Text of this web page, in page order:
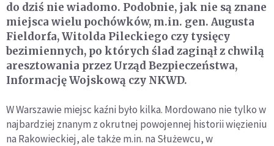
do dziś nie wiadomo. Podobnie, jak nie są znane
miejsca wielu pochówków, m.in. gen. Augusta
Fieldorfa, Witolda Pileckiego czy tysięcy
bezimiennych, po których ślad zaginął z chwilą
aresztowania przez Urząd Bezpieczeństwa,
Informację Wojskową czy NKWD.
W Warszawie miejsc kaźni było kilka. Mordowano nie tylko w
najbardziej znanym z okrutnej powojennej historii więzieniu
na Rakowieckiej, ale także m.in. na Służewcu, w